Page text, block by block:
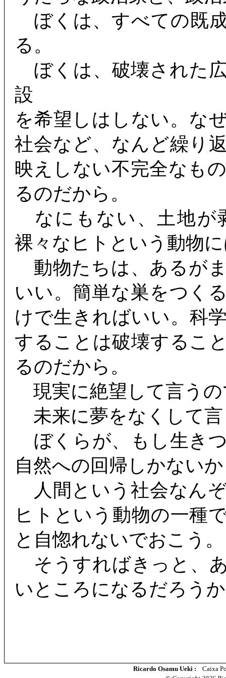
ぼくは、すべての既
る。
ぼくは、破壊された
設
を希望しはしない。な
社会など、なんど繰り
映えしない不完全なも
るのだから。
なにもない、土地が
裸々なヒトという動物
動物たちは、あるが
いい。簡単な巣をつく
けで生きればいい。科
することは破壊するこ
るのだから。
現実に絶望して言う
未来に夢をなくして
ぼくらが、もし生き
自然への回帰しかない
人間という社会なん
ヒトという動物の一種
と自惚れないでおこう。
そうすればきっと、
いところになるだろう
Ricardo Osamu Ueki :
Caixa